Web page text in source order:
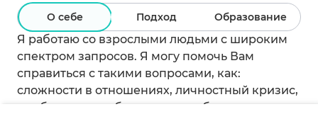
О себе Подход Образование
Я работаю со взрослыми людьми с широким
спектром запросов. Я могу помочь Вам
справиться с такими вопросами, как:
сложности в отношениях, личностный кризис,
проблемы на работе, апатия и бессилие,